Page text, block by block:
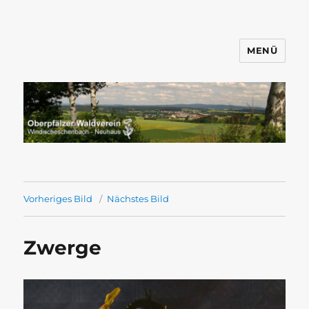
Windischeschenbach-Neuhaus
MENÜ
Vorheriges Bild Nächstes Bild
Zwerge